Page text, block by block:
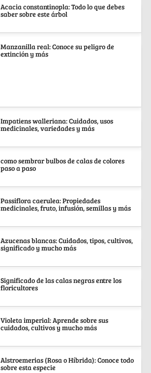
Acacia constantinopla: Todo lo que debes
saber sobre este árbol
Manzanilla real: Conoce su peligro de
extinción y más
Impatiens walleriana: Cuidados, usos
medicinales, variedades y más
como sembrar bulbos de calas de colores
paso a paso
Passiflora caerulea: Propiedades
medicinales, fruto, infusión, semillas y más
Azucenas blancas: Cuidados, tipos, cultivos,
significado y mucho más
Significado de las calas negras entre los
floricultores
Violeta imperial: Aprende sobre sus
cuidados, cultivos y mucho más
Alstroemerias (Rosa o Híbrida): Conoce todo
sobre esta especie